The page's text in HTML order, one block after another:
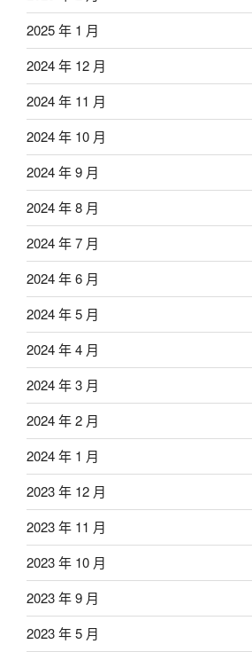
2025 年 1 月
2024 年 12 月
2024 年 11 月
2024 年 10 月
2024 年 9 月
2024 年 8 月
2024 年 7 月
2024 年 6 月
2024 年 5 月
2024 年 4 月
2024 年 3 月
2024 年 2 月
2024 年 1 月
2023 年 12 月
2023 年 11 月
2023 年 10 月
2023 年 9 月
2023 年 5 月